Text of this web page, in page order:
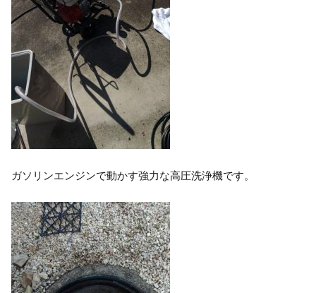
ガソリンエンジンで動かす強力な高圧洗浄機です。